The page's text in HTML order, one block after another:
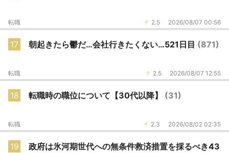
2.5 2026/08/07 00:56
転職
17 朝起きたら鬱だ…会社行きたくない…521日目 (871)
2.5 2026/08/07 12:55
転職
18 転職時の職位について【30代以降】 (31)
2.3 2026/08/02 02:35
転職
19
政府は氷河期世代への無条件救済措置を採るべき43